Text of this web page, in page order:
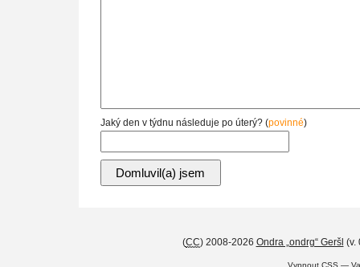
Jaký den v týdnu následuje po úterý? (povinné)
(CC) 2008-2026 Ondra „ondrg“ Geršl (v.
Vypnout CSS —